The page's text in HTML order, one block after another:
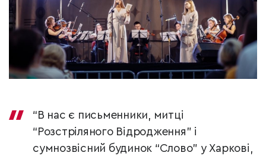
“В нас є письменники, митці
“Розстріляного Відродження” і
сумнозвісний будинок “Слово” у Харкові,